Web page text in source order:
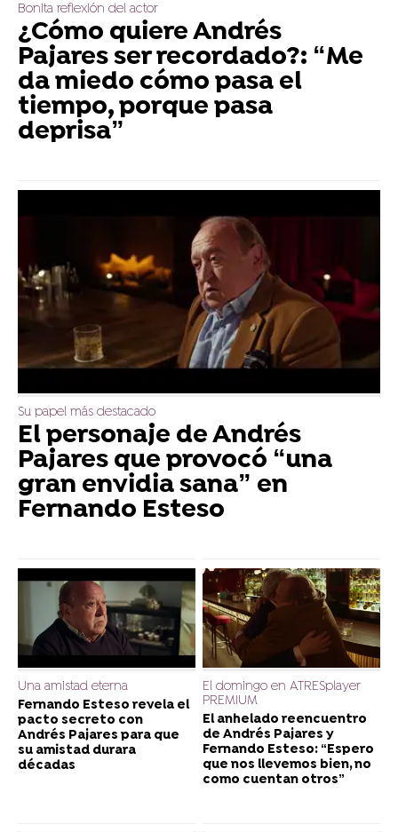
Bonita reflexión del actor
¿Cómo quiere Andrés
Pajares ser recordado?: “Me
da miedo cómo pasa el
tiempo, porque pasa
deprisa”
Su papel más destacado
El personaje de Andrés
Pajares que provocó “una
gran envidia sana” en
Fernando Esteso
Una amistad eterna
Fernando Esteso revela el
pacto secreto con
Andrés Pajares para que
su amistad durara
décadas
El domingo en ATRESplayer
PREMIUM
El anhelado reencuentro
de Andrés Pajares y
Fernando Esteso: “Espero
que nos llevemos bien, no
como cuentan otros”